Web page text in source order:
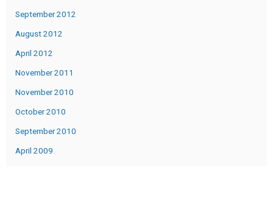
September 2012
August 2012
April 2012
November 2011
November 2010
October 2010
September 2010
April 2009